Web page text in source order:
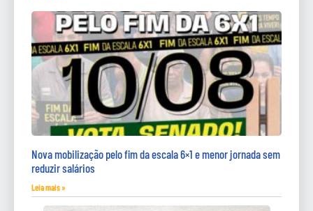
Nova mobilização pelo fim da escala 6×1 e menor jornada sem
reduzir salários
Leia mais »